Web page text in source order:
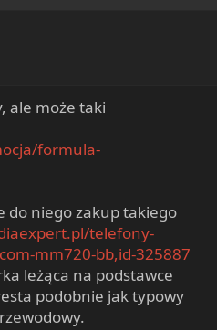
ale może taki
formula-
do niego zakup takiego
telefony-
mm720-bb,id-325887
leżąca na podstawce
podobnie jak typowy